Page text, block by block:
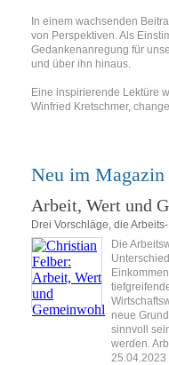
In einem wachsenden
von Perspektiven. Als
Gedankenanregung für
und über ihn hinaus.
Eine inspirierende Lektüre
Winfried Kretschmer,
Neu im Magazin
Arbeit, Wert und
Drei Vorschläge, die
Die
neue
sinnvoll
werden.
25.04.2023